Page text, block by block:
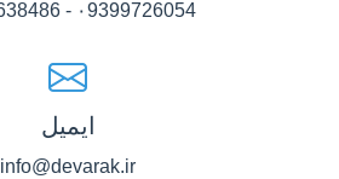
۰9399726054 - 09923638486
ایمیل
info@devarak.ir